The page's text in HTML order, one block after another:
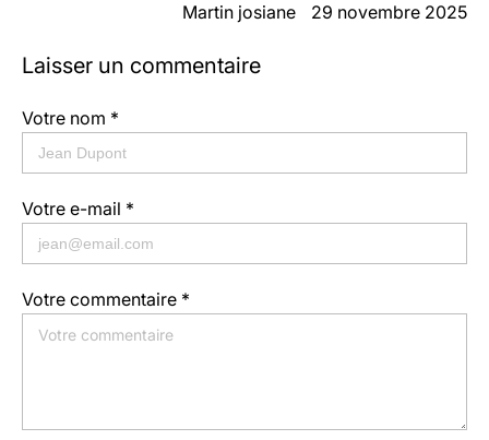
Martin josiane 29 novembre 2025
Laisser un commentaire
Votre nom *
Votre e-mail *
Votre commentaire *